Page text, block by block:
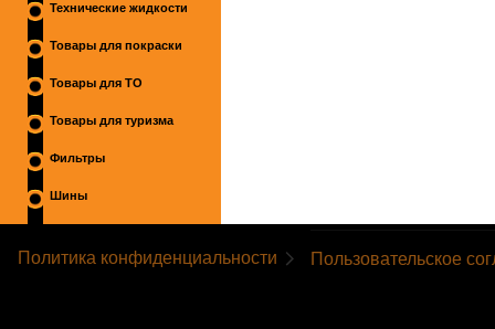
Технические жидкости
Товары для покраски
Товары для ТО
Товары для туризма
Фильтры
Шины
Политика конфиденциальности Пользовательское